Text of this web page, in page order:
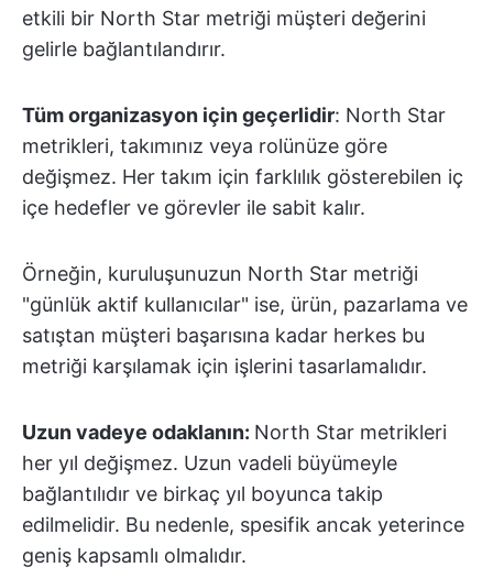
etkili bir North Star metriği müşteri değerini
gelirle bağlantılandırır.
Tüm organizasyon için geçerlidir: North Star
metrikleri, takımınız veya rolünüze göre
değişmez. Her takım için farklılık gösterebilen iç
içe hedefler ve görevler ile sabit kalır.
Örneğin, kuruluşunuzun North Star metriği
"günlük aktif kullanıcılar" ise, ürün, pazarlama ve
satıştan müşteri başarısına kadar herkes bu
metriği karşılamak için işlerini tasarlamalıdır.
Uzun vadeye odaklanın: North Star metrikleri
her yıl değişmez. Uzun vadeli büyümeyle
bağlantılıdır ve birkaç yıl boyunca takip
edilmelidir. Bu nedenle, spesifik ancak yeterince
geniş kapsamlı olmalıdır.